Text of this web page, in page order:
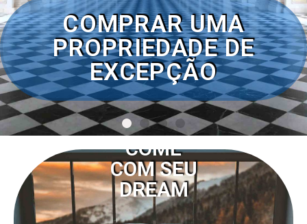
COME
COM SEU
DREAM